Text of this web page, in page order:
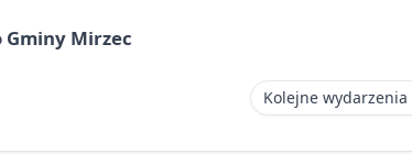
Gminy Mirzec
Kolejne wydarzenia